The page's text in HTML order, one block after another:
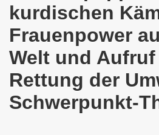
kurdischen
Frauenpower
Welt und
Rettung der
Schwerpunkt-
Bewegung am 21.11.2022:
Montagsdemo-Bewegung am
Protest gegen die
am 10.10.2022: "Jin